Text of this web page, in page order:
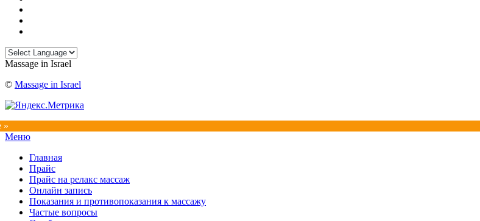
Massage in Israel
© Massage in Israel
»
Прокрутка
Меню
Главная
Прайс
Прайс на релакс массаж
Онлайн запись
Показания и противопоказания к массажу
Частые вопросы